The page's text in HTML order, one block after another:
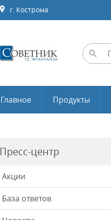
г. Кострома
Главное Продукты
Пресс-центр
Акции
База ответов